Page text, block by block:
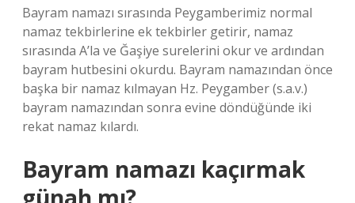
Bayram namazı sırasında Peygamberimiz normal
namaz tekbirlerine ek tekbirler getirir, namaz
sırasında A’la ve Ğaşiye surelerini okur ve ardından
bayram hutbesini okurdu. Bayram namazından önce
başka bir namaz kılmayan Hz. Peygamber (s.a.v.)
bayram namazından sonra evine döndüğünde iki
rekat namaz kılardı.
Bayram namazı kaçırmak